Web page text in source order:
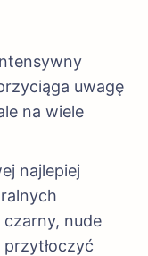
uwagę
na wiele
najlepiej
nude